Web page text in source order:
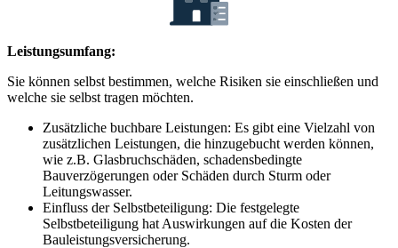
Leistungsumfang:
Sie können selbst bestimmen, welche Risiken sie einschließen und
welche sie selbst tragen möchten.
Zusätzliche buchbare Leistungen: Es gibt eine Vielzahl von
zusätzlichen Leistungen, die hinzugebucht werden können,
wie z.B. Glasbruchschäden, schadensbedingte
Bauverzögerungen oder Schäden durch Sturm oder
Leitungswasser.
Einfluss der Selbstbeteiligung: Die festgelegte
Selbstbeteiligung hat Auswirkungen auf die Kosten der
Bauleistungsversicherung.